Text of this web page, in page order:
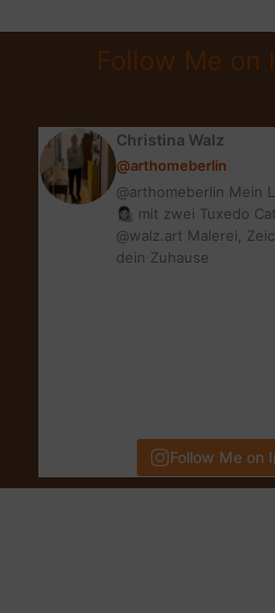
|
Follow Me on
Christina Walz
@arthomeberlin
@arthomeberlin Mein
👩🏻‍🎨 mit zwei Tuxedo
@walz.art Malerei,
dein Zuhause
Follow Me on